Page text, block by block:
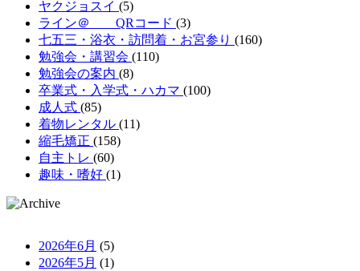
ヤクジョスイ (5)
ライン＠ QRコード (3)
七五三・浴衣・訪問着・お宮参り (160)
勉強会・講習会 (110)
勉強会の案内 (8)
卒業式・入学式・ハカマ (100)
成人式 (85)
着物レンタル (11)
縮毛矯正 (158)
自主トレ (60)
趣味・嗜好 (1)
2026年6月 (5)
2026年5月 (1)